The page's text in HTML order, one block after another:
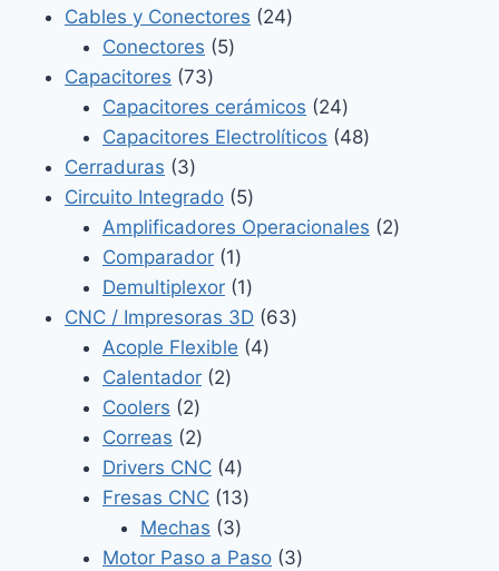
productos
Cables y Conectores 2424
Conectores 55
Capacitores 7373
productos
Capacitores cerámicos 2424
productos
Capacitores Electrolíticos 4848
Cerraduras 33
productos
Circuito Integrado 55
productos
Amplificadores Operacionales 22
Comparador 11
producto
Demultiplexor 11
producto
CNC / Impresoras 3D 6363
Acople Flexible 44
Calentador 22
Coolers 22
productos
Correas 22
productos
Drivers CNC 44
productos
Fresas CNC 1313
Mechas 33
productos
Motor Paso a Paso 33